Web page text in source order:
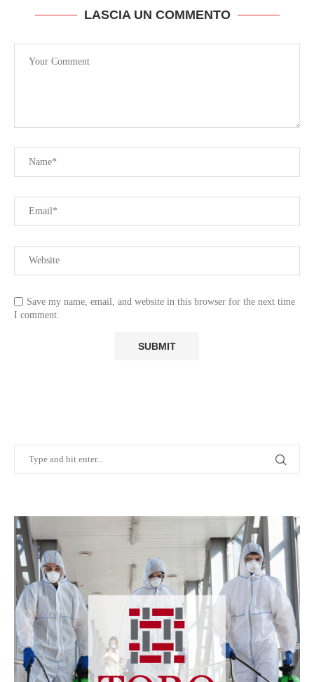
LASCIA UN COMMENTO
Save my name, email, and website in this browser for the next time
I comment.